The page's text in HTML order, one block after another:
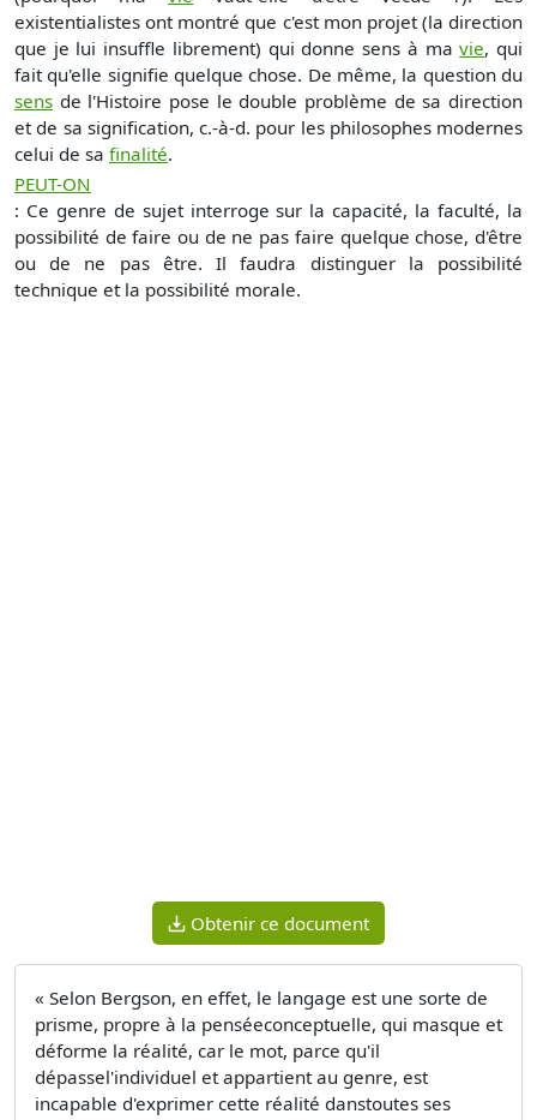
existentialistes ont montré que c'est mon projet (la direction
que je lui insuffle librement) qui donne sens à mavie, qui
fait qu'elle signifie quelque chose. De même, la question du
sens de l'Histoire pose le double problème de sa direction
et de sa signification, c.-à-d. pour les philosophes modernes
celui de sa finalité.
PEUT-ON
: Ce genre de sujet interroge sur la capacité, la faculté, la
possibilité de faire ou de ne pas faire quelque chose, d'être
ou de ne pas être. Il faudra distinguer la possibilité
technique et la possibilité morale.
Obtenir ce document
« Selon Bergson, en effet, le langage est une sorte de
prisme, propre à la penséeconceptuelle, qui masque et
déforme la réalité, car le mot, parce qu'il
dépassel'individuel et appartient au genre, est
incapable d'exprimer cette réalité danstoutes ses